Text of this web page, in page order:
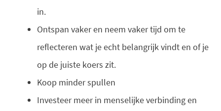
in.
Ontspan vaker en neem vaker tijd om te
reflecteren wat je echt belangrijk vindt en of je
op de juiste koers zit.
Koop minder spullen
Investeer meer in menselijke verbinding en